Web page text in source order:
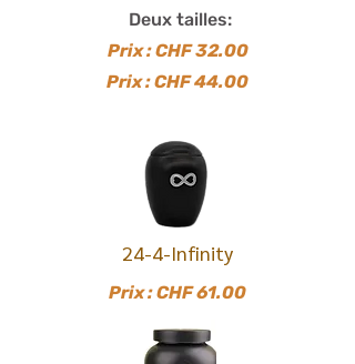
Deux tailles:
Prix : CHF 32.00
Prix : CHF 44.00
24-4-Infinity
Prix : CHF 61.00